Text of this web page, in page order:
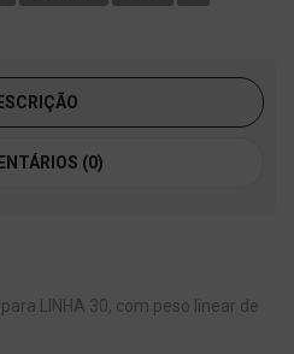
(0)
LINHA 30, com peso linear de